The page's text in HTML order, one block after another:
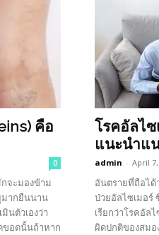
คือ
0
จะมองข้าม
มากยืนนาน
นตัวเองว่า
ขอดนั้นถ้าหาก
โรคอัลไ
แนะนำแ
admin - April 7,
อันตรายที่ถือได้
ป่วยอัลไซเมอร์
เรียกว่าโรคอัล
ผิดปกติของสมอ